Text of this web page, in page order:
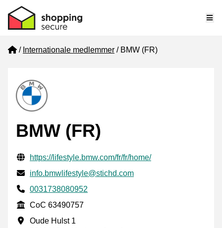
Home
Internationale medlemmer BMW (FR)
BMW (FR)
Verificerede kontaktoplysninger
Website URL
https://lifestyle.bmw.com/fr/fr/home/
E-mail
info.bmwlifestyle@stichd.com
Phone number
0031738080952
CoC
CoC 63490757
Forretningsadresse
Oude Hulst 1